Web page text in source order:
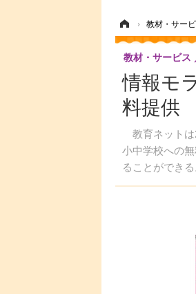
› 教材・サービ
情報モ
料提供
教育ネットは
小中学校への
ることができる
教材・サービス